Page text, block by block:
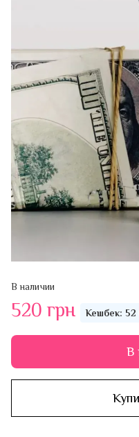
В наличии
520 грн Кешбек: 52
В